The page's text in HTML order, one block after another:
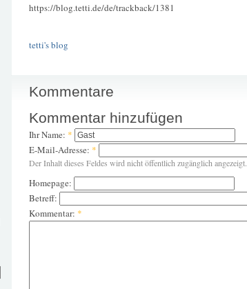
https://blog.tetti.de/de/trackback/1381
tetti's blog
Kommentare
Kommentar hinzufügen
Ihr Name: *
E-Mail-Adresse: *
Der Inhalt dieses Feldes wird nicht öffentlich zugänglich angezeigt.
Homepage:
Betreff:
Kommentar: *